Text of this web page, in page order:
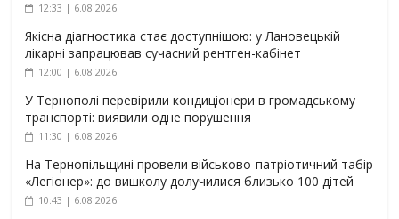
12:33 | 6.08.2026
Якісна діагностика стає доступнішою: у Лановецькій
лікарні запрацював сучасний рентген-кабінет
12:00 | 6.08.2026
У Тернополі перевірили кондиціонери в громадському
транспорті: виявили одне порушення
11:30 | 6.08.2026
На Тернопільщині провели військово-патріотичний табір
«Легіонер»: до вишколу долучилися близько 100 дітей
10:43 | 6.08.2026